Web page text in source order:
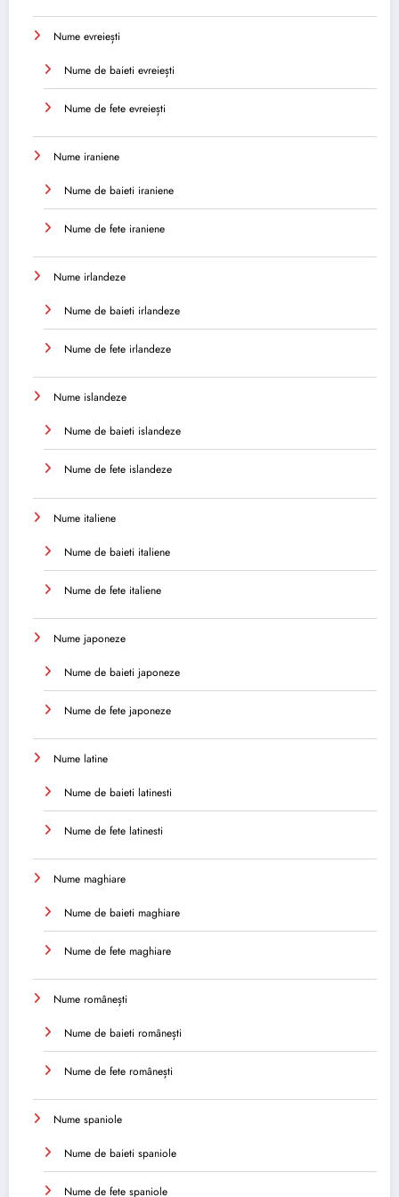
Nume evreiești
Nume de baieti evreiești
Nume de fete evreiești
Nume iraniene
Nume de baieti iraniene
Nume de fete iraniene
Nume irlandeze
Nume de baieti irlandeze
Nume de fete irlandeze
Nume islandeze
Nume de baieti islandeze
Nume de fete islandeze
Nume italiene
Nume de baieti italiene
Nume de fete italiene
Nume japoneze
Nume de baieti japoneze
Nume de fete japoneze
Nume latine
Nume de baieti latinesti
Nume de fete latinesti
Nume maghiare
Nume de baieti maghiare
Nume de fete maghiare
Nume românești
Nume de baieti românești
Nume de fete românești
Nume spaniole
Nume de baieti spaniole
Nume de fete spaniole